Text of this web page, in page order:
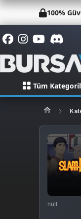
100%
Tüm
null